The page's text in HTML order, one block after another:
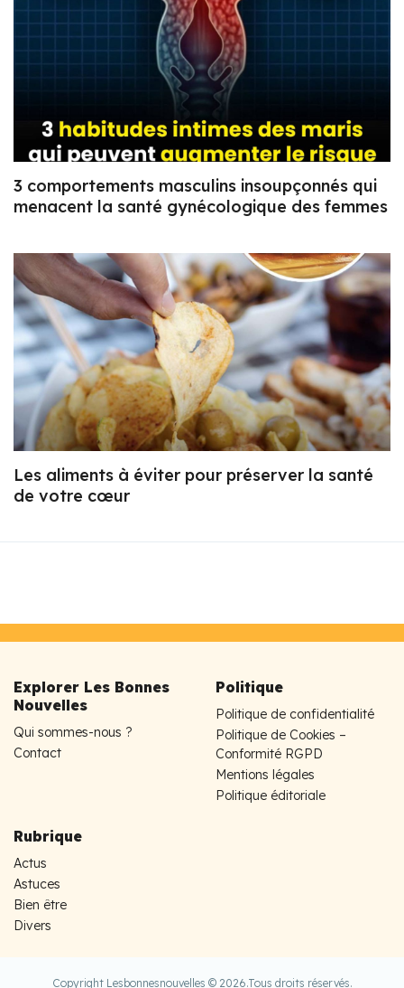
3 comportements masculins insoupçonnés qui
menacent la santé gynécologique des femmes
Les aliments à éviter pour préserver la santé
de votre cœur
Explorer Les Bonnes
Nouvelles
Qui sommes-nous ?
Contact
Politique
Politique de confidentialité
Politique de Cookies –
Conformité RGPD
Mentions légales
Politique éditoriale
Rubrique
Actus
Astuces
Bien être
Divers
Copyright Lesbonnesnouvelles © 2026.Tous droits réservés.